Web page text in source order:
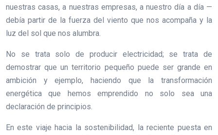
nuestras casas, a nuestras empresas, a nuestro día a día —
debía partir de la fuerza del viento que nos acompaña y la
luz del sol que nos alumbra.
No se trata solo de producir electricidad; se trata de
demostrar que un territorio pequeño puede ser grande en
ambición y ejemplo, haciendo que la transformación
energética que hemos emprendido no solo sea una
declaración de principios.
En este viaje hacia la sostenibilidad, la reciente puesta en